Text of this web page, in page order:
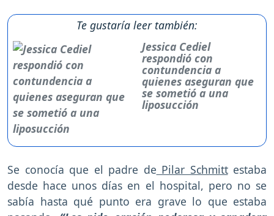
Te gustaría leer también:
Jessica Cediel
respondió con
contundencia a
quienes aseguran que
se sometió a una
liposucción
Se conocía que el padre de Pilar Schmittestaba
desde hace unos días en el hospital, pero no se
sabía hasta qué punto era grave lo que estaba